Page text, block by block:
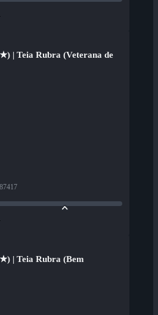
| Teia Rubra (Veterana de
| Teia Rubra (Bem